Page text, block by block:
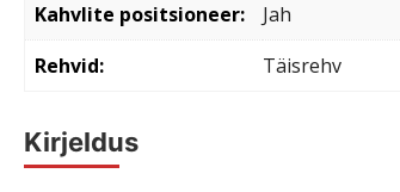
Kahvlite positsioneer
Jah
Rehvid
Täisrehv
Kirjeldus